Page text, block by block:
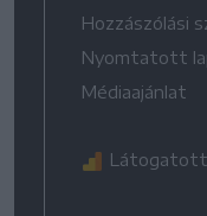
Hozzászólási
Nyomtatott
Médiaajánlat